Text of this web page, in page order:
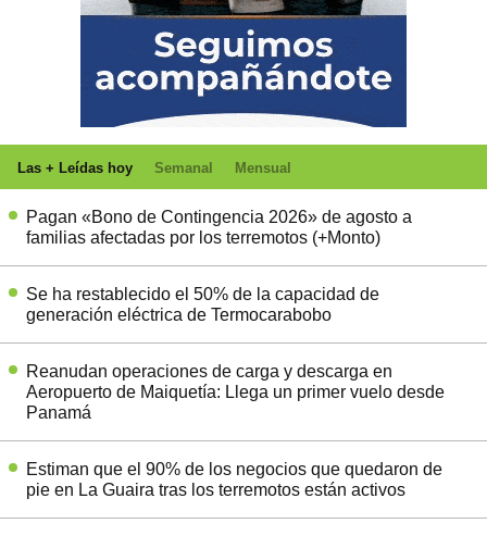
Las + Leídas hoy Semanal Mensual
Pagan «Bono de Contingencia 2026» de agosto a
familias afectadas por los terremotos (+Monto)
Se ha restablecido el 50% de la capacidad de
generación eléctrica de Termocarabobo
Reanudan operaciones de carga y descarga en
Aeropuerto de Maiquetía: Llega un primer vuelo desde
Panamá
Estiman que el 90% de los negocios que quedaron de
pie en La Guaira tras los terremotos están activos